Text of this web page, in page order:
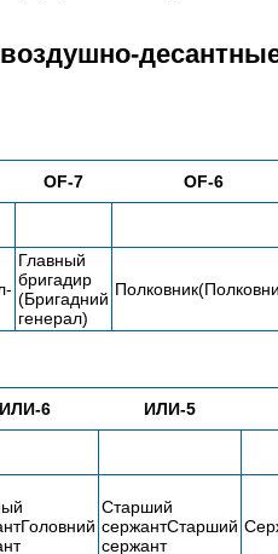
OF-7 OF-6
Главный
бригадир
(Бригадний
генерал)
ИЛИ-6 ИЛИ-5
Старший
сержантСтарший
сержант